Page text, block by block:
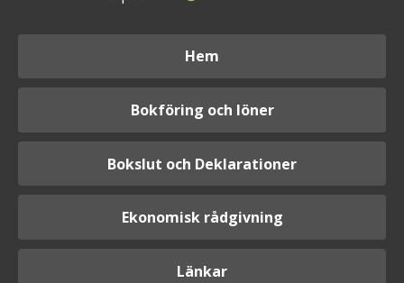
Hem
Bokföring och löner
Bokslut och Deklarationer
Ekonomisk rådgivning
Länkar